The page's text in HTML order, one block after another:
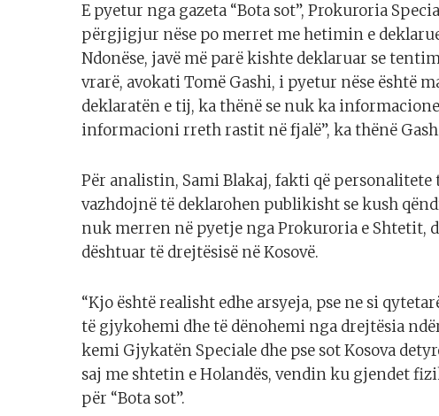
E pyetur nga gazeta “Bota sot”, Prokuroria
përgjigjur nëse po merret me hetimin e
Ndonëse, javë më parë kishte deklaruar se
vrarë, avokati Tomë Gashi, i pyetur nëse është
deklaratën e tij, ka thënë se nuk ka
informacioni rreth rastit në fjalë”, ka thënë
Për analistin, Sami Blakaj, fakti që
vazhdojnë të deklarohen publikisht se kush
nuk merren në pyetje nga Prokuroria e Shtetit,
dështuar të drejtësisë në Kosovë.
“Kjo është realisht edhe arsyeja, pse ne si
të gjykohemi dhe të dënohemi nga drejtësia
kemi Gjykatën Speciale dhe pse sot Kosova
saj me shtetin e Holandës, vendin ku gjendet
për “Bota sot”.